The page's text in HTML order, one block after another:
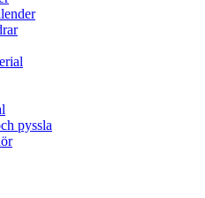
pyssla